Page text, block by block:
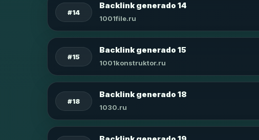
#14
Backlink generado 14
1001file.ru
#15
Backlink generado 15
1001konstruktor.ru
#18
Backlink generado 18
1030.ru